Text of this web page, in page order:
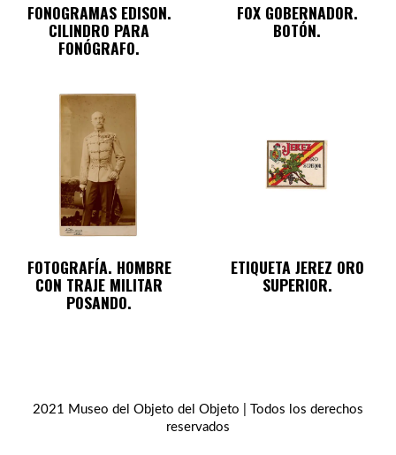
FONOGRAMAS EDISON.
CILINDRO PARA
FONÓGRAFO.
FOX GOBERNADOR.
BOTÓN.
FOTOGRAFÍA. HOMBRE
CON TRAJE MILITAR
POSANDO.
ETIQUETA JEREZ ORO
SUPERIOR.
2021 Museo del Objeto del Objeto | Todos los derechos
reservados